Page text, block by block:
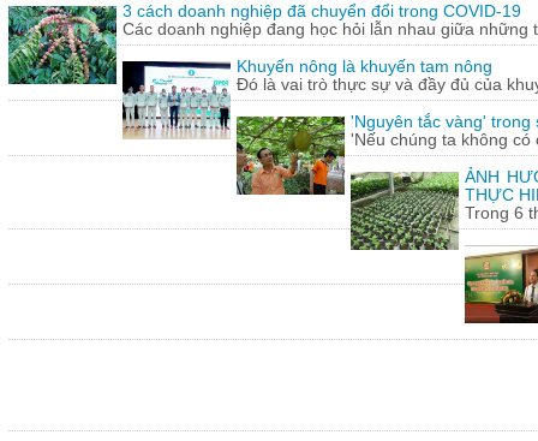
3 cách doanh nghiệp đã chuyển đổi trong COVID-19
Các doanh nghiệp đang học hỏi lẫn nhau giữa những
Khuyến nông là khuyến tam nông
Đó là vai trò thực sự và đầy đủ của
'Nguyên tắc vàng' trong
'Nếu chúng ta không
ẢNH
THỰC
Trong 6